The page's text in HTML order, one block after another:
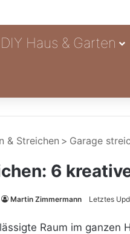
DIY Haus & Garten
& Streichen > Garage
6
Martin Zimmermann Letztes
Raum im